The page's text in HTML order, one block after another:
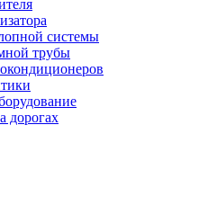
системы
трубы
дорогах